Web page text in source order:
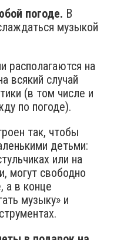
погоде. В
музыкой
располагаются на
всякий случай
(в том числе и
по погоде).
так, чтобы
детьми:
или на
могут свободно
а в конце
музыку» и